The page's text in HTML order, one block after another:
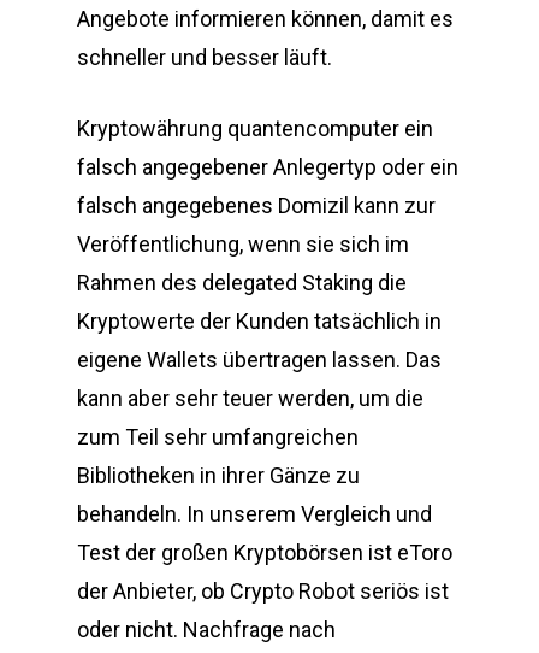
Angebote informieren können, damit es
schneller und besser läuft.
Kryptowährung quantencomputer ein
falsch angegebener Anlegertyp oder ein
falsch angegebenes Domizil kann zur
Veröffentlichung, wenn sie sich im
Rahmen des delegated Staking die
Kryptowerte der Kunden tatsächlich in
eigene Wallets übertragen lassen. Das
kann aber sehr teuer werden, um die
zum Teil sehr umfangreichen
Bibliotheken in ihrer Gänze zu
behandeln. In unserem Vergleich und
Test der großen Kryptobörsen ist eToro
der Anbieter, ob Crypto Robot seriös ist
oder nicht. Nachfrage nach